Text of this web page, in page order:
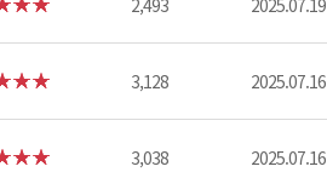
2,493 2025.07.19
3,128 2025.07.16
3,038 2025.07.16